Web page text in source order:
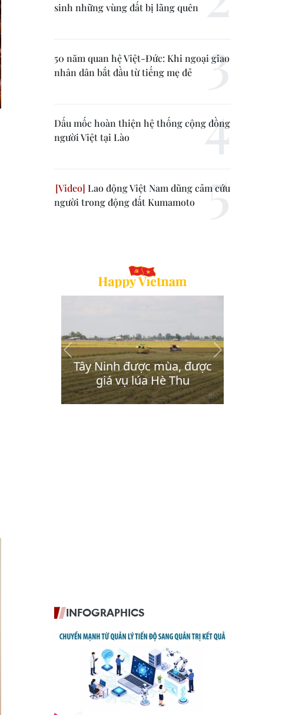
sinh những vùng đất bị lãng quên
50 năm quan hệ Việt-Đức: Khi ngoại giao
nhân dân bắt đầu từ tiếng mẹ đẻ
Dấu mốc hoàn thiện hệ thống cộng đồng
người Việt tại Lào
Lao động Việt Nam dũng cảm cứu
người trong động đất Kumamoto
INFOGRAPHICS